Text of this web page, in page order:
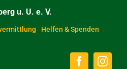
u. U. e. V.
Helfen & Spenden